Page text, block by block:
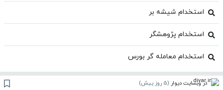
استخدام شیشه بر
استخدام پژوهشگر
استخدام معامله گر بورس
در وبسایت دیوار (5 روز پیش )